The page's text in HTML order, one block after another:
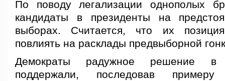
По поводу легализации однополых
кандидаты в президенты на
выборах. Считается, что их
повлиять на расклады предвыборной
Демократы радужное решение
поддержали, последовав